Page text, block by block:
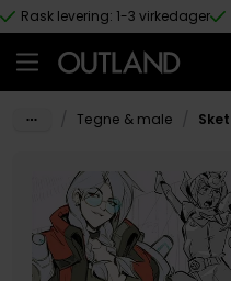
Hopp til hovedinnhold
Rask levering: 1-3 virkedager
Tegne & male